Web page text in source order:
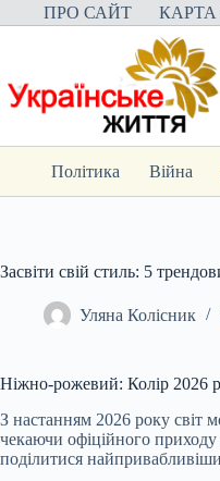
Перейти
до
ПРО САЙТ
Політика Війна
Засвіти свій стиль: 5
Уляна Колісник
Ніжно-рожевий: Колір 2026
З настанням 2026 року світ
чекаючи офіційного
поділитися